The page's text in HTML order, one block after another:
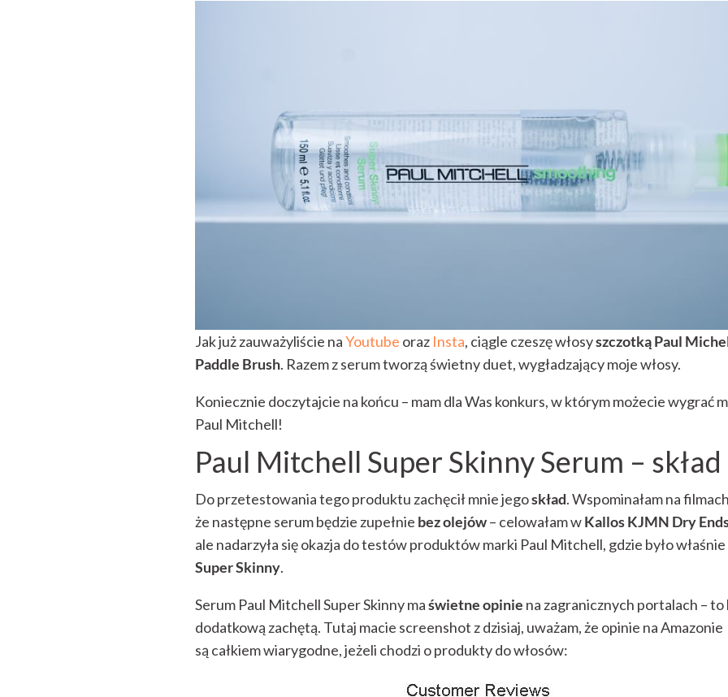
Jak już zauważyliście naYoutube oraz Insta, ciągle czeszę włosyszczotką Paul
Paddle Brush. Razem z serum tworzą świetny duet, wygładzający moje włosy.
Koniecznie doczytajcie na końcu – mam dla Was konkurs, w którym możecie wygrać
Paul Mitchell!
Paul Mitchell Super Skinny Serum – skład
Do przetestowania tego produktu zachęcił mnie jegoskład. Wspominałam na
że następne serum będzie zupełnie bez olejów– celowałam wKallos KJMN Dry
ale nadarzyła się okazja do testów produktów marki Paul Mitchell, gdzie było
Super Skinny.
Serum Paul Mitchell Super Skinny maświetne opinie na zagranicznych portalach – to
dodatkową zachętą. Tutaj macie screenshot z dzisiaj, uważam, że opinie na Amazonie
są całkiem wiarygodne, jeżeli chodzi o produkty do włosów: